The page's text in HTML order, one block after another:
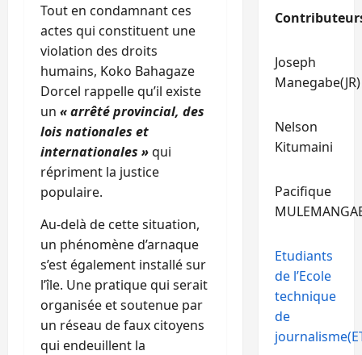
Tout en condamnant ces
actes qui constituent une
violation des droits
humains, Koko Bahagaze
Dorcel rappelle qu’il existe
un « arrêté provincial, des
lois nationales et
internationales »qui
répriment la justice
populaire.
Au-delà de cette situation,
un phénomène d’arnaque
s’est également installé sur
l’île. Une pratique qui serait
organisée et soutenue par
un réseau de faux citoyens
qui endeuillent la
Joseph
Manegabe(JR)
Nelson
Kitumaini
Pacifique
Etudiants
de l’Ecole
technique
de